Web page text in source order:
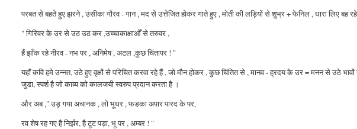
परबत से बहते हुए झरने , उसीका गौरव - गान , मद से उत्तेजित होकर गाते हुए , मोती की लड़ियों से शुभ्र + फेनिल , धारा लिए
" गिरिवर के उर से उठ उठ कर ,उच्चाकाक्षाओँ से तरुवर ,
हैं झाँक रहे नीरव - नभ पर , अनिमेष , अटल ,कुछ चिंतापर ! "
यहाँ कवि हमे उन्नत, उठे हुए वृक्षों से परिचित करवा रहे हैं , जो मौन होकर , कुछ चिंतित से , मानव - ह्रदय के उर = मनन से उठे
जुडा, स्पर्श है जो काव्य को कालजयी स्वरुप प्रदान करता है ।
और अब ," उड़ गया अचानक , लो भूधर, फडका अपार पारद के पर,
रवशेष रह गए है निर्झर, है टूट पड़ा, भू पर , अम्बर ! "